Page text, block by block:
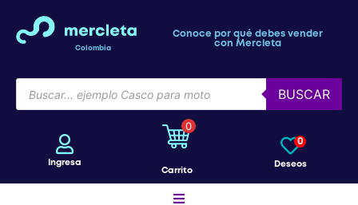
Colombia
Conoce por qué debes vender
con Mercleta
BUSCAR
Ingresa
0
Carrito
Deseos
0